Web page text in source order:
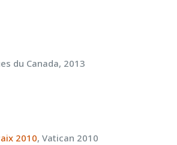
du Canada, 2013
2010, Vatican 2010